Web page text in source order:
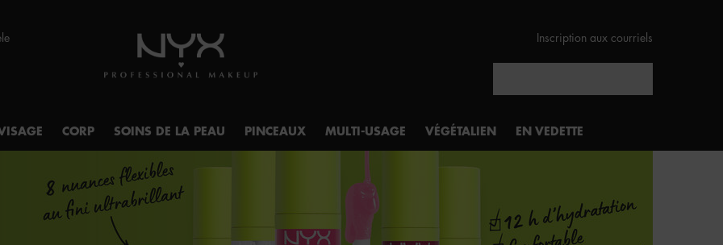
Inscription aux courriels
CORP SOINS DE LA PEAU PINCEAUX MULTI-USAGE VÉGÉTALIEN EN VEDETTE